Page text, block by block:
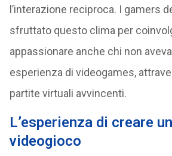
l’interazione reciproca. I gamers
sfruttato questo clima per
appassionare anche chi non
esperienza di videogames,
partite virtuali avvincenti.
L’esperienza di creare
videogioco